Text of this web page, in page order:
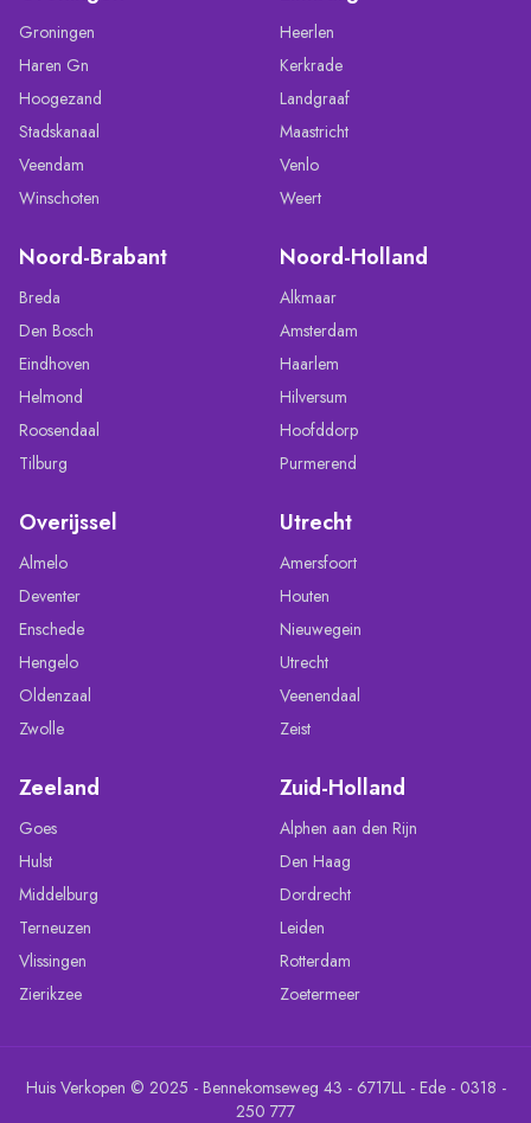
Groningen
Haren Gn
Hoogezand
Stadskanaal
Veendam
Winschoten
Heerlen
Kerkrade
Landgraaf
Maastricht
Venlo
Weert
Noord-Brabant
Breda
Den Bosch
Eindhoven
Helmond
Roosendaal
Tilburg
Noord-Holland
Alkmaar
Amsterdam
Haarlem
Hilversum
Hoofddorp
Purmerend
Overijssel
Almelo
Deventer
Enschede
Hengelo
Oldenzaal
Zwolle
Utrecht
Amersfoort
Houten
Nieuwegein
Utrecht
Veenendaal
Zeist
Zeeland
Goes
Hulst
Middelburg
Terneuzen
Vlissingen
Zierikzee
Zuid-Holland
Alphen aan den Rijn
Den Haag
Dordrecht
Leiden
Rotterdam
Zoetermeer
Huis Verkopen © 2025 - Bennekomseweg 43 - 6717LL - Ede - 0318 -
250 777